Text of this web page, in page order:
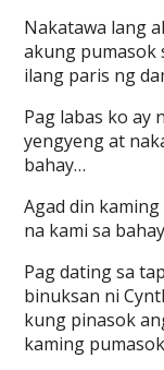
Nakatawa lang
akung pumasok
ilang paris ng
Pag labas ko ay
yengyeng at
bahay…
Agad din
na kami sa
Pag dating sa
binuksan ni
kung pinasok
kaming